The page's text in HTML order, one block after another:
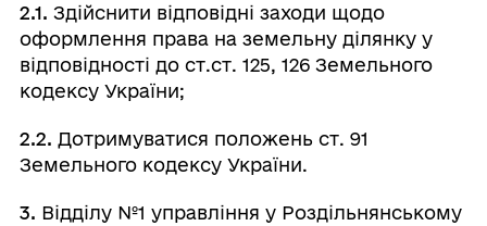
2.1. Здійснити відповідні заходи щодо
оформлення права на земельну ділянку у
відповідності до ст.ст. 125, 126 Земельного
кодексу України;
2.2. Дотримуватися положень ст. 91
Земельного кодексу України.
3. Відділу №1 управління у Роздільнянському